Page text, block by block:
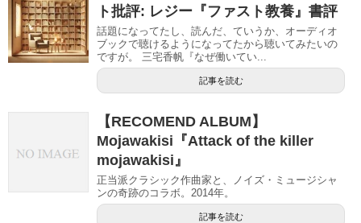
ト批評: レジー『ファスト教養』書評
話題になってたし、読んだ、ていうか、オーディオ
ブックで聴けるようになってたから聴いてみたいの
ですが。 三宅香帆『なぜ働いてい...
記事を読む
【RECOMEND ALBUM】
Mojawakisi『Attack of the killer
mojawakisi』
正当派クラシック作曲家と、ノイズ・ミュージシャ
ンの奇跡のコラボ。2014年。
記事を読む